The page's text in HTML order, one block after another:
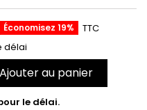
Économisez 19%
TTC
délai
Ajouter au panier
le délai.